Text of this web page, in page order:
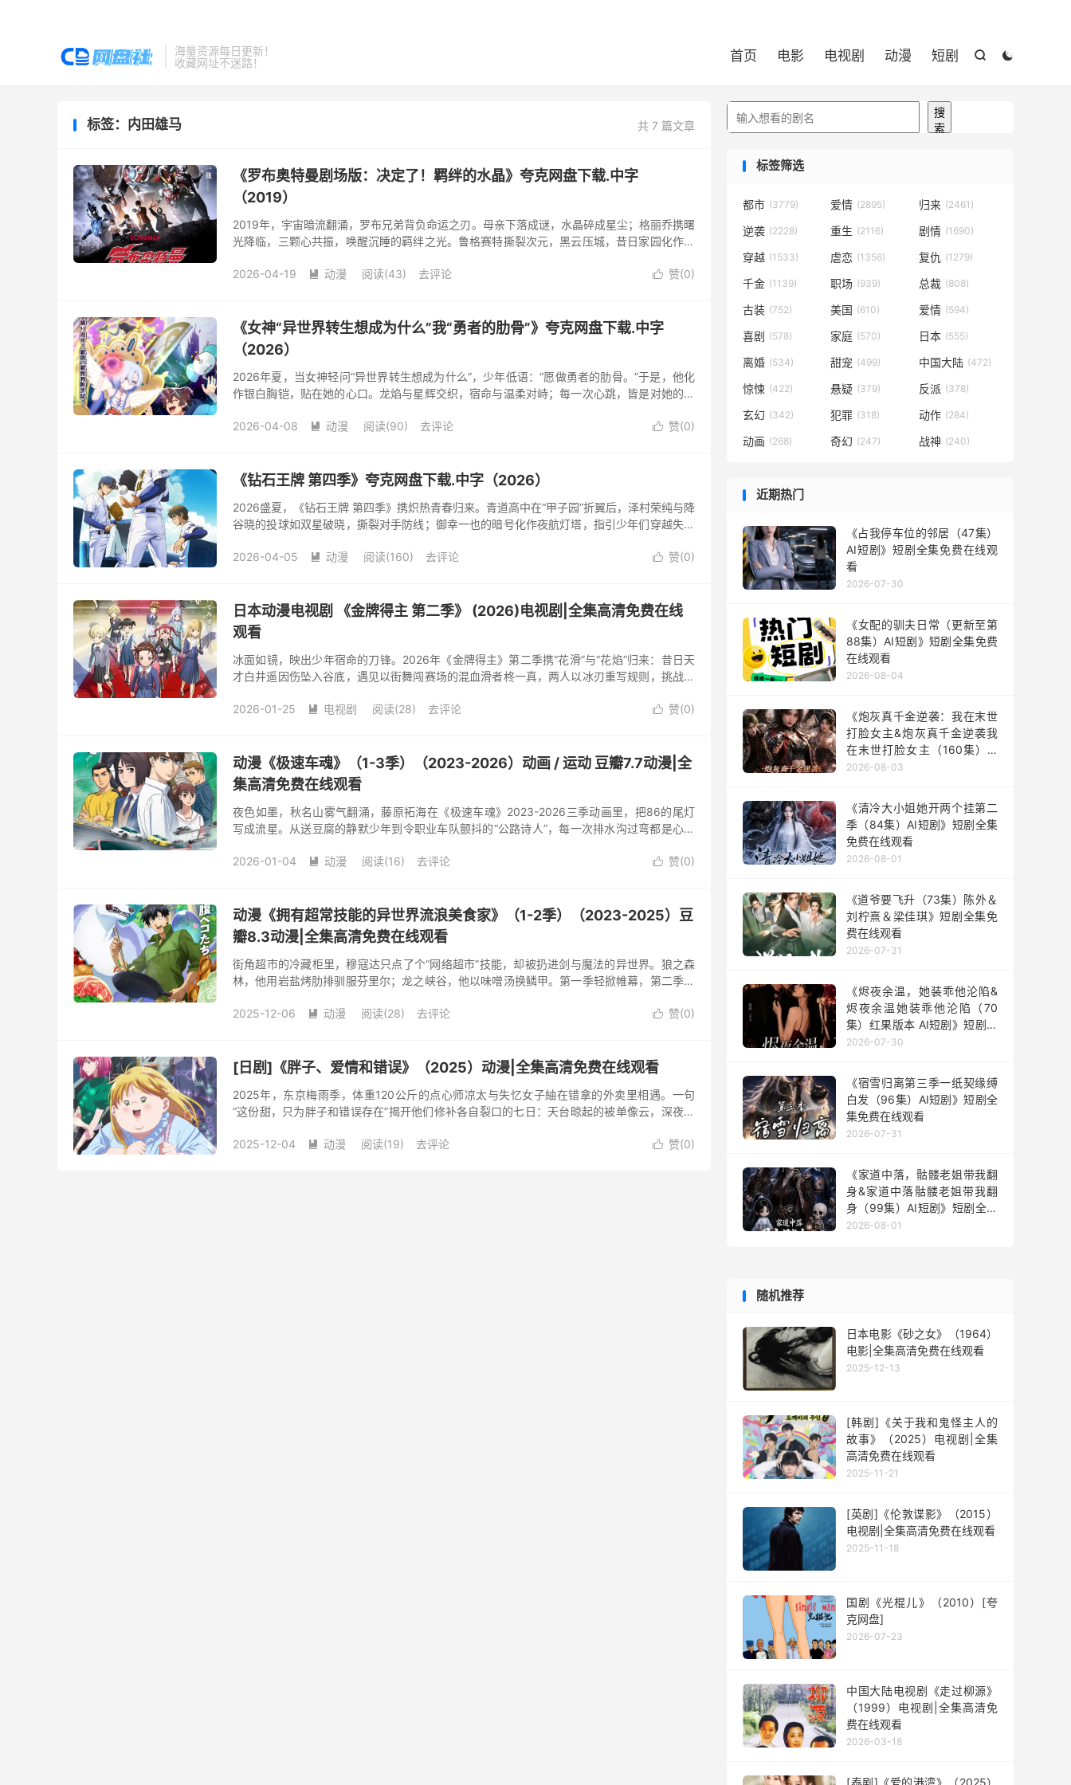
海量资源每日更新！
收藏网址不迷路！


首页 电影 电视剧 动漫 短剧
共 7 篇文章
标签：内田雄马
《罗布奥特曼剧场版：决定了！羁绊的水晶》夸克网盘下载.中字
（2019）
2019年，宇宙暗流翻涌，罗布兄弟背负命运之刃。母亲下落成谜，水晶碎成星尘；格丽乔携曙
光降临，三颗心共振，唤醒沉睡的羁绊之光。鲁格赛特撕裂次元，黑云压城，昔日家园化作战
 赞(0)
2026-04-19  动漫 阅读(43) 去评论
《女神“异世界转生想成为什么”我“勇者的肋骨”》夸克网盘下载.中字
（2026）
2026年夏，当女神轻问“异世界转生想成为什么”，少年低语：“愿做勇者的肋骨。”于是，他化
作银白胸铠，贴在她的心口。龙焰与星辉交织，宿命与温柔对峙；每一次心跳，皆是对她的守
 赞(0)
2026-04-08  动漫 阅读(90) 去评论
《钻石王牌 第四季》夸克网盘下载.中字（2026）
2026盛夏，《钻石王牌 第四季》携炽热青春归来。青道高中在“甲子园”折翼后，泽村荣纯与降
谷晓的投球如双星破晓，撕裂对手防线；御幸一也的暗号化作夜航灯塔，指引少年们穿越失速
 赞(0)
2026-04-05  动漫 阅读(160) 去评论
日本动漫电视剧 《金牌得主 第二季》 (2026)电视剧|全集高清免费在线
观看
冰面如镜，映出少年宿命的刀锋。2026年《金牌得主》第二季携“花滑”与“花焰”归来：昔日天
才白井遥因伤坠入谷底，遇见以街舞闯赛场的混血滑者柊一真，两人以冰刃重写规则，挑战四
 赞(0)
2026-01-25  电视剧 阅读(28) 去评论
动漫《极速车魂》（1-3季）（2023-2026）动画 / 运动 豆瓣7.7动漫|全
集高清免费在线观看
夜色如墨，秋名山雾气翻涌，藤原拓海在《极速车魂》2023-2026三季动画里，把86的尾灯
写成流星。从送豆腐的静默少年到令职业车队颤抖的“公路诗人”，每一次排水沟过弯都是心跳
 赞(0)
2026-01-04  动漫 阅读(16) 去评论
动漫《拥有超常技能的异世界流浪美食家》（1-2季）（2023-2025）豆
瓣8.3动漫|全集高清免费在线观看
街角超市的冷藏柜里，穆寇达只点了个“网络超市”技能，却被扔进剑与魔法的异世界。狼之森
林，他用岩盐烤肋排驯服芬里尔；龙之峡谷，他以味噌汤换鳞甲。第一季轻掀帷幕，第二季烹
 赞(0)
2025-12-06  动漫 阅读(28) 去评论
[日剧]《胖子、爱情和错误》（2025）动漫|全集高清免费在线观看
2025年，东京梅雨季，体重120公斤的点心师凉太与失忆女子紬在错拿的外卖里相遇。一句
“这份甜，只为胖子和错误存在”揭开他们修补各自裂口的七日：天台晾起的被单像云，深夜便
 赞(0)
2025-12-04  动漫 阅读(19) 去评论
搜索
搜
索
标签筛选
都市 (3779) 爱情 (2895) 归来 (2461)
逆袭 (2228) 重生 (2116) 剧情 (1690)
穿越 (1533) 虐恋 (1356) 复仇 (1279)
千金 (1139) 职场 (939) 总裁 (808)
古装 (752) 美国 (610) 爱情 (594)
喜剧 (578) 家庭 (570) 日本 (555)
离婚 (534) 甜宠 (499) 中国大陆 (472)
惊悚 (422) 悬疑 (379) 反派 (378)
玄幻 (342) 犯罪 (318) 动作 (284)
动画 (268) 奇幻 (247) 战神 (240)
近期热门
《占我停车位的邻居（47集）
AI短剧》短剧全集免费在线观
看
2026-07-30
《女配的驯夫日常（更新至第
88集）AI短剧》短剧全集免费
在线观看
2026-08-04
《炮灰真千金逆袭：我在末世
打脸女主&炮灰真千金逆袭我
在末世打脸女主（160集）AI
短剧》短剧全集免费在线观看
2026-08-03
《清冷大小姐她开两个挂第二
季（84集）AI短剧》短剧全集
免费在线观看
2026-08-01
《道爷要飞升（73集）陈外＆
刘柠熹＆梁佳琪》短剧全集免
费在线观看
2026-07-31
《烬夜余温，她装乖他沦陷&
烬夜余温她装乖他沦陷（70
集）红果版本 AI短剧》短剧全
集免费在线观看
2026-07-30
《宿雪归离第三季一纸契缘缚
白发（96集）AI短剧》短剧全
集免费在线观看
2026-07-31
《家道中落，骷髅老姐带我翻
身&家道中落骷髅老姐带我翻
身（99集）AI短剧》短剧全集
免费在线观看
2026-08-01
随机推荐
日本电影《砂之女》（1964）
电影|全集高清免费在线观看
2025-12-13
[韩剧]《关于我和鬼怪主人的
故事》（2025）电视剧|全集
高清免费在线观看
2025-11-21
[英剧]《伦敦谍影》（2015）
电视剧|全集高清免费在线观看
2025-11-18
国剧《光棍儿》（2010）[夸
克网盘]
2026-07-23
中国大陆电视剧《走过柳源》
（1999）电视剧|全集高清免
费在线观看
2026-03-18
[泰剧]《爱的港湾》（2025）